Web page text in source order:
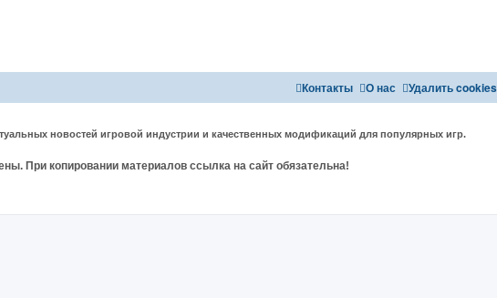
Удалить cookies
О нас
Контакты
новостей игровой индустрии и качественных модификаций для популярных игр.
При копировании материалов ссылка на сайт обязательна!